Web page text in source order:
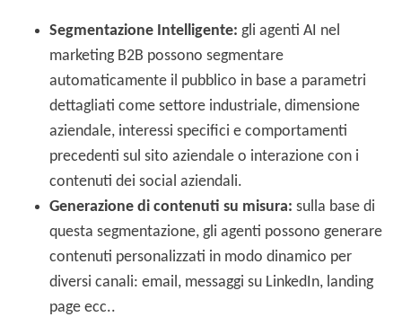
Segmentazione Intelligente: gli agenti AI nel
marketing B2B possono segmentare
automaticamente il pubblico in base a parametri
dettagliati come settore industriale, dimensione
aziendale, interessi specifici e comportamenti
precedenti sul sito aziendale o interazione con i
contenuti dei social aziendali.
Generazione di contenuti su misura: sulla base di
questa segmentazione, gli agenti possono generare
contenuti personalizzati in modo dinamico per
diversi canali: email, messaggi su LinkedIn, landing
page ecc..